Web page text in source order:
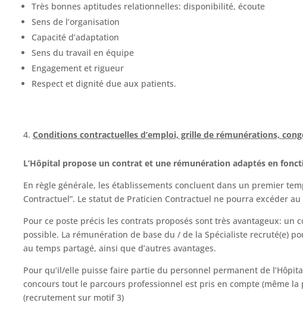
Très bonnes aptitudes relationnelles: disponibilité, écoute
Sens de l’organisation
Capacité d’adaptation
Sens du travail en équipe
Engagement et rigueur
Respect et dignité due aux patients.
Conditions contractuelles d’emploi, grille de rémunérations,
L’Hôpital propose un contrat et une rémunération adaptés en
En règle générale, les établissements concluent dans un premier
Contractuel”. Le statut de Praticien Contractuel ne pourra excéder
Pour ce poste précis les contrats proposés sont très avantageux:
possible. La rémunération de base du / de la Spécialiste recruté(e)
au temps partagé, ainsi que d’autres avantages.
Pour qu’il/elle puisse faire partie du personnel permanent de
concours tout le parcours professionnel est pris en compte (même
(recrutement sur motif 3)